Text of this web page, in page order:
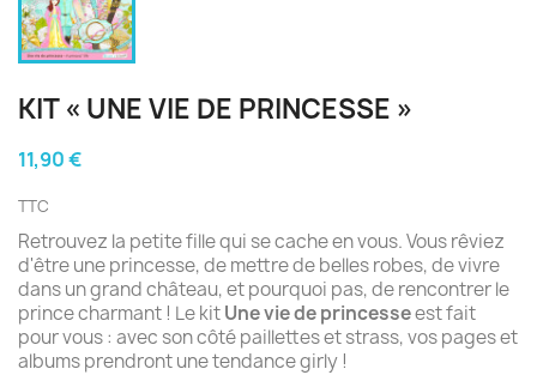
KIT « UNE VIE DE PRINCESSE »
11,90 €
TTC
Retrouvez la petite fille qui se cache en vous. Vous rêviez
d'être une princesse, de mettre de belles robes, de vivre
dans un grand château, et pourquoi pas, de rencontrer le
prince charmant ! Le kitUne vie de princesseest fait
pour vous : avec son côté paillettes et strass, vos pages et
albums prendront une tendance girly !